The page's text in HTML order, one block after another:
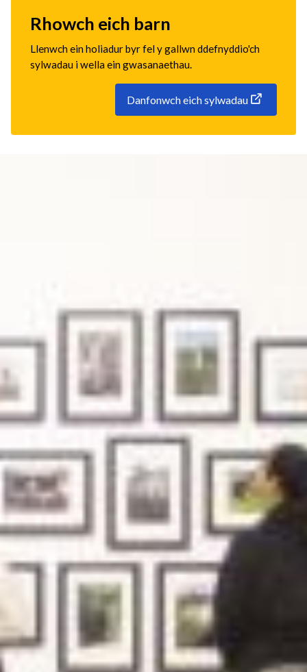
Rhowch eich barn
Llenwch ein holiadur byr fel y gallwn ddefnyddio'ch
sylwadau i wella ein gwasanaethau.
Danfonwch eich sylwadau